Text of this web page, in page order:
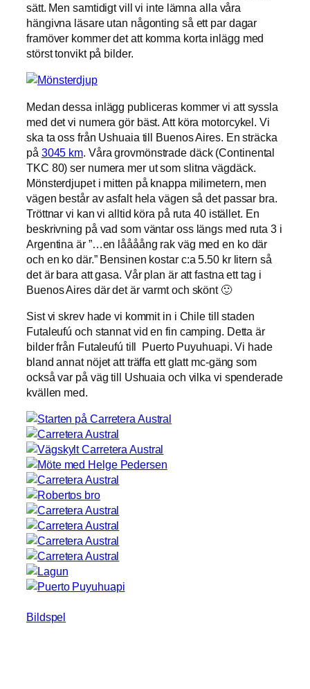
sätt. Men samtidigt vill vi inte lämna alla våra
hängivna läsare utan någonting så ett par dagar
framöver kommer det att komma korta inlägg med
störst tonvikt på bilder.
Medan dessa inlägg publiceras kommer vi att syssla
med det vi numera gör bäst. Att köra motorcykel. Vi
ska ta oss från Ushuaia till Buenos Aires. En sträcka
på 3045 km . Våra grovmönstrade däck (Continental
TKC 80) ser numera mer ut som slitna vägdäck.
Mönsterdjupet i mitten på knappa milimetern, men
vägen består av asfalt hela vägen så det passar bra.
Tröttnar vi kan vi alltid köra på ruta 40 istället. En
beskrivning på vad som väntar oss längs med ruta 3 i
Argentina är ”…en låååång rak väg med en ko där
och en ko där.” Bensinen kostar c:a 5.50 kr litern så
det är bara att gasa. Vår plan är att fastna ett tag i
Buenos Aires där det är varmt och skönt 🙂
Sist vi skrev hade vi kommit in i Chile till staden
Futaleufú och stannat vid en fin camping. Detta är
bilder från Futaleufú till Puerto Puyuhuapi. Vi hade
bland annat nöjet att träffa ett glatt mc-gäng som
också var på väg till Ushuaia och vilka vi spenderade
kvällen med.
Bildspel